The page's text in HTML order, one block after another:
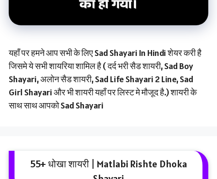
यहाँ पर हमने आप सभी के लिए Sad Shayari In Hindi शेयर करी है
जिसमे ये सभी शायरिया शामिल है ( दर्द भरी सैड शायरी, Sad Boy
Shayari, अलोन सैड शायरी, Sad Life Shayari 2 Line, Sad
Girl Shayari और भी शायरी यहाँ पर लिस्ट मे मौजूद है.) शायरी के
साथ साथ आपको Sad Shayari
55+ धोखा शायरी | Matlabi Rishte Dhoka